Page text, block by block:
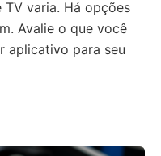
varia. Há opções
Avalie o que você
aplicativo para seu